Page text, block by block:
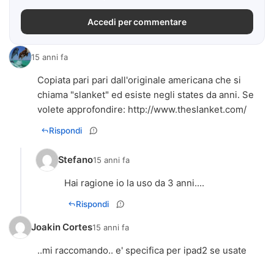
Accedi per commentare
15 anni fa
Copiata pari pari dall'originale americana che si
chiama "slanket" ed esiste negli states da anni. Se
volete approfondire: http://www.theslanket.com/
Rispondi
Stefano15 anni fa
Hai ragione io la uso da 3 anni....
Rispondi
Joakin Cortes15 anni fa
..mi raccomando.. e' specifica per ipad2 se usate